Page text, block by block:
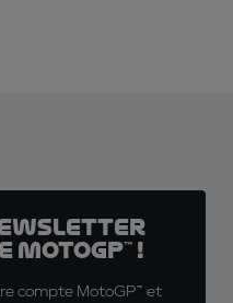
!
compte MotoGP™ et